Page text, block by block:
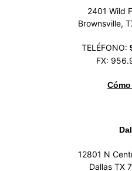
2401 Wild
Brownsville,
TELÉFONO:
FX:
12801 N
Dallas TX